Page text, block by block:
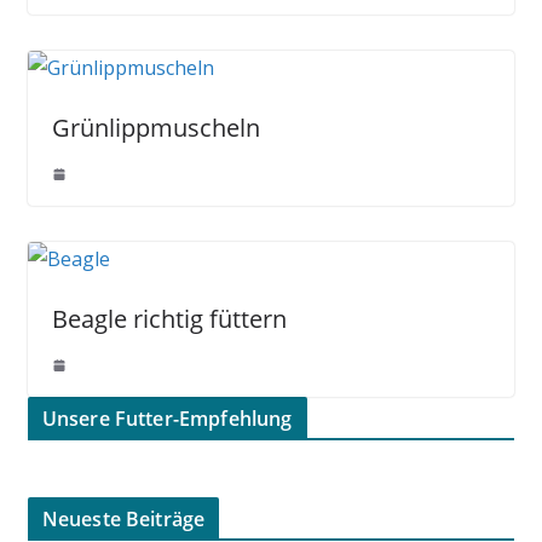
Grünlippmuscheln
Beagle richtig füttern
Unsere Futter-Empfehlung
Neueste Beiträge